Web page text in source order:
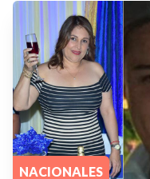
NACIONALES